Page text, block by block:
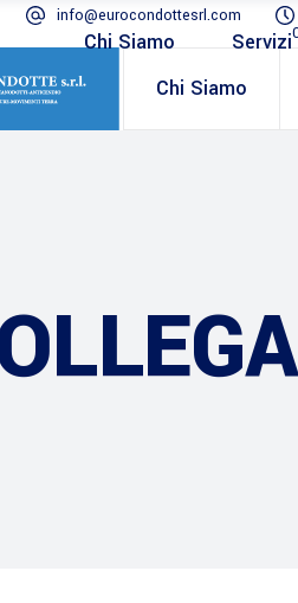
info@eurocondottesrl.com
Chi Siamo
Chi Siamo Servizi